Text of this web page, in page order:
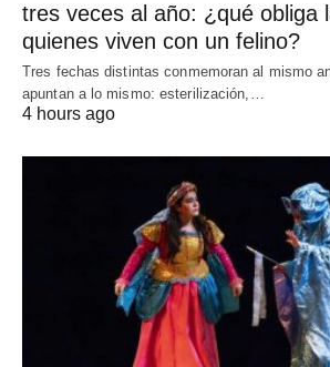
tres veces al año: ¿qué obliga
quienes viven con un felino?
Tres fechas distintas conmemoran al mismo
apuntan a lo mismo: esterilización,…
4 hours ago